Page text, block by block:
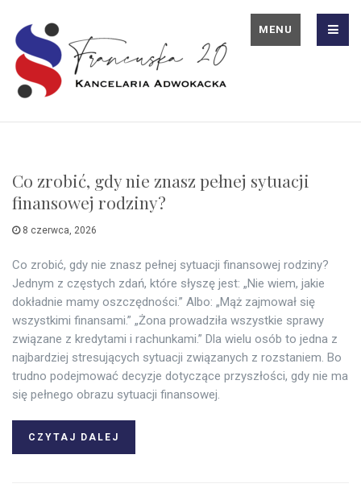
MENU
Co zrobić, gdy nie znasz pełnej sytuacji
finansowej rodziny?
8 czerwca, 2026
Co zrobić, gdy nie znasz pełnej sytuacji finansowej rodziny?
Jednym z częstych zdań, które słyszę jest: „Nie wiem, jakie
dokładnie mamy oszczędności.” Albo: „Mąż zajmował się
wszystkimi finansami.” „Żona prowadziła wszystkie sprawy
związane z kredytami i rachunkami.” Dla wielu osób to jedna z
najbardziej stresujących sytuacji związanych z rozstaniem. Bo
trudno podejmować decyzje dotyczące przyszłości, gdy nie ma
się pełnego obrazu sytuacji finansowej.
CZYTAJ DALEJ